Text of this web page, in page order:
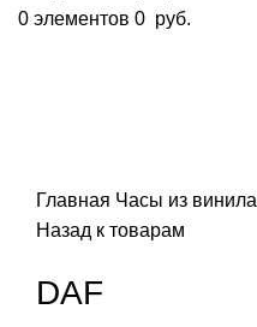
0 элементов 0 руб.
Главная Часы из винила
Назад к товарам
DAF